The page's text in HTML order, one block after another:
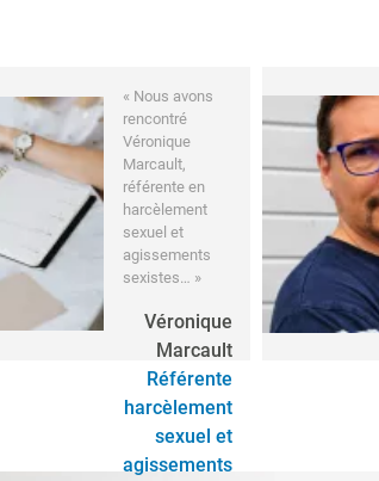
« Nous avons
rencontré
Véronique
Marcault,
référente en
harcèlement
sexuel et
agissements
sexistes… »
Véronique
Marcault
Référente
harcèlement
sexuel et
agissements